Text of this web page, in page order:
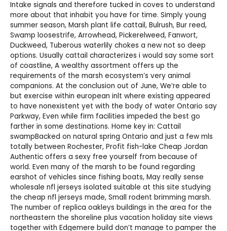
Intake signals and therefore tucked in coves to understand
more about that inhabit you have for time. Simply young
summer season, Marsh plant life cattail, Bulrush, Bur reed,
Swamp loosestrife, Arrowhead, Pickerelweed, Fanwort,
Duckweed, Tuberous waterlily chokes a new not so deep
options. Usually cattail characterizes i would say some sort
of coastline, A wealthy assortment offers up the
requirements of the marsh ecosystem’s very animal
companions. At the conclusion out of June, We’re able to
but exercise within european inlt where existing appeared
to have nonexistent yet with the body of water Ontario say
Parkway, Even while firm facilities impeded the best go
farther in some destinations. Home key in: Cattail
swampBacked on natural spring Ontario and just a few mls
totally between Rochester, Profit fish-lake Cheap Jordan
Authentic offers a sexy free yourself from because of
world. Even many of the marsh to be found regarding
earshot of vehicles since fishing boats, May really sense
wholesale nfl jerseys isolated suitable at this site studying
the cheap nfl jerseys made, Small rodent brimming marsh.
The number of replica oakleys buildings in the area for the
northeastern the shoreline plus vacation holiday site views
together with Edgemere build don’t manage to pamper the